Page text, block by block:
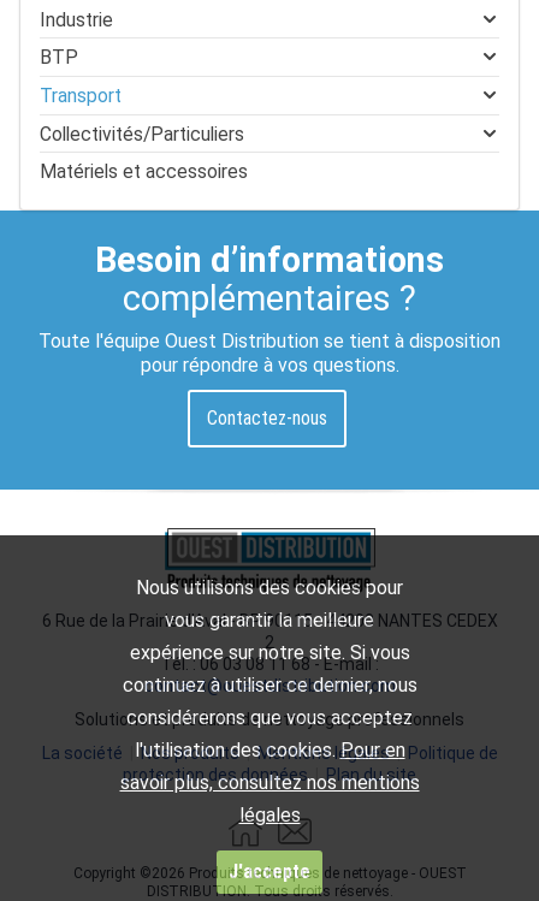
Industrie
BTP
Transport
Collectivités/Particuliers
Matériels et accessoires
Besoin d’informations
complémentaires ?
Toute l'équipe Ouest Distribution se tient à disposition
pour répondre à vos questions.
Contactez-nous
6 Rue de la Prairie d'Aval - BP 90115 - 44200 NANTES CEDEX
2
Tél. : 06 03 08 11 68 - E-mail :
contact@ouestdistribution.com
Solutions et produits de nettoyage professionnels
La société |Nos produits|Mentions légales| Politique de
protection des données|Plan du site
Copyright ©2026 Produits techniques de nettoyage - OUEST
DISTRIBUTION. Tous droits réservés.
Nous utilisons des cookies pour
vous garantir la meilleure
expérience sur notre site. Si vous
continuez à utiliser ce dernier, nous
considérerons que vous acceptez
l'utilisation des cookies.Pour en
savoir plus, consultez nos mentions
légales
J'accepte